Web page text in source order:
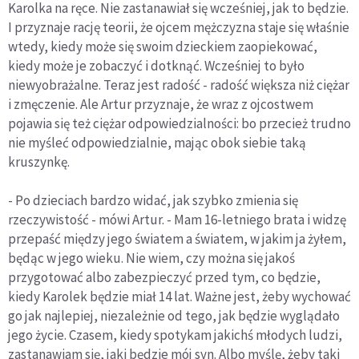
Karolka na ręce. Nie zastanawiał się wcześniej, jak to będzie.
I przyznaje rację teorii, że ojcem mężczyzna staje się właśnie
wtedy, kiedy może się swoim dzieckiem zaopiekować,
kiedy może je zobaczyć i dotknąć. Wcześniej to było
niewyobrażalne. Teraz jest radość - radość większa niż ciężar
i zmęczenie. Ale Artur przyznaje, że wraz z ojcostwem
pojawia się też ciężar odpowiedzialności: bo przecież trudno
nie myśleć odpowiedzialnie, mając obok siebie taką
kruszynkę.
- Po dzieciach bardzo widać, jak szybko zmienia się
rzeczywistość - mówi Artur. - Mam 16-letniego brata i widzę
przepaść między jego światem a światem, w jakim ja żyłem,
będąc w jego wieku. Nie wiem, czy można się jakoś
przygotować albo zabezpieczyć przed tym, co będzie,
kiedy Karolek będzie miał 14 lat. Ważne jest, żeby wychować
go jak najlepiej, niezależnie od tego, jak będzie wyglądało
jego życie. Czasem, kiedy spotykam jakichś młodych ludzi,
zastanawiam się, jaki będzie mój syn. Albo myślę, żeby taki